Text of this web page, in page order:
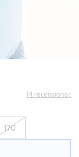
14 recensioner
170